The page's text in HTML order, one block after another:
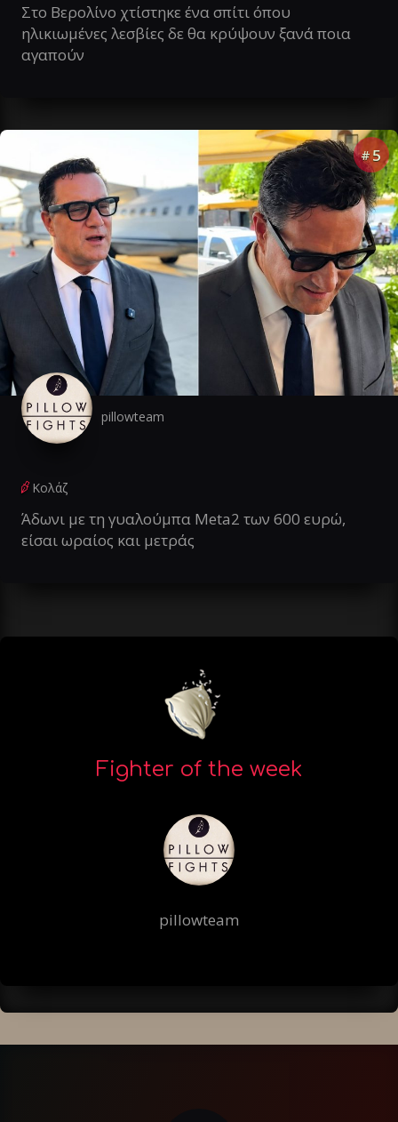
Στο Βερολίνο χτίστηκε ένα σπίτι όπου
ηλικιωμένες λεσβίες δε θα κρύψουν ξανά ποια
αγαπούν
# 5
pillowteam
Κολάζ
Άδωνι με τη γυαλούμπα Meta2 των 600 ευρώ,
είσαι ωραίος και μετράς
Fighter of the week
pillowteam